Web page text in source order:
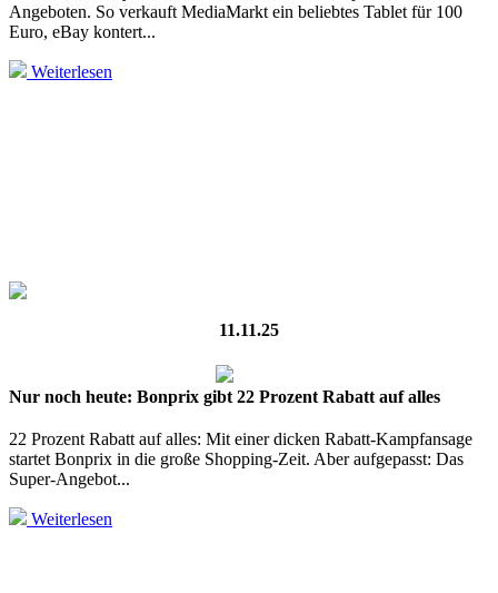
Angeboten. So verkauft MediaMarkt ein beliebtes Tablet für 100
Euro, eBay kontert...
Weiterlesen
11.11.25
Nur noch heute: Bonprix gibt 22 Prozent Rabatt auf alles
22 Prozent Rabatt auf alles: Mit einer dicken Rabatt-Kampfansage
startet Bonprix in die große Shopping-Zeit. Aber aufgepasst: Das
Super-Angebot...
Weiterlesen